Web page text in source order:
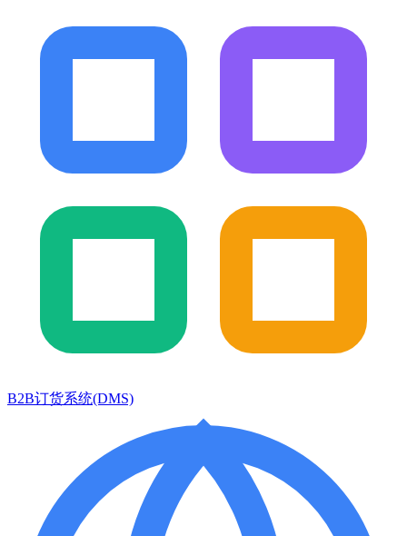
B2B订货系统(DMS)